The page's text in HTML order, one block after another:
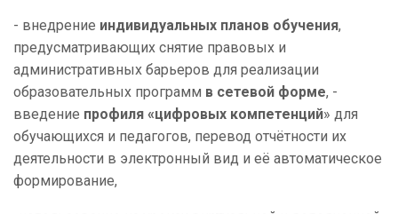
- внедрение индивидуальных планов обучения,
предусматривающих снятие правовых и
административных барьеров для реализации
образовательных программ в сетевой форме, -
введение профиля «цифровых компетенций» для
обучающихся и педагогов, перевод отчётности их
деятельности в электронный вид и её автоматическое
формирование,